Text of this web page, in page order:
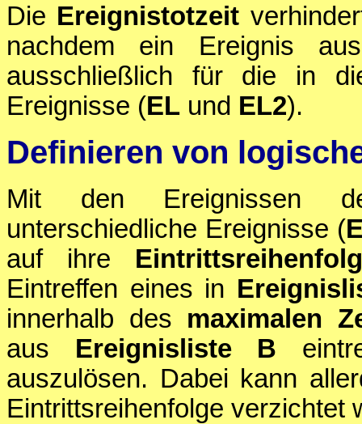
Die Ereignistotzeit
nachdem ein Ereignis
ausschließlich für die in
Ereignisse (EL und EL2).
Definieren von
Mit den Ereignissen
unterschiedliche Ereignisse (
auf ihre
Eintreffen eines in
innerhalb des maximalen
aus Ereignisliste B
auszulösen. Dabei kann
Eintrittsreihenfolge verzichtet